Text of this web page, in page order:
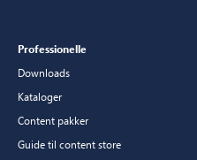
Professionelle
Downloads
Kataloger
Content pakker
Guide til content store